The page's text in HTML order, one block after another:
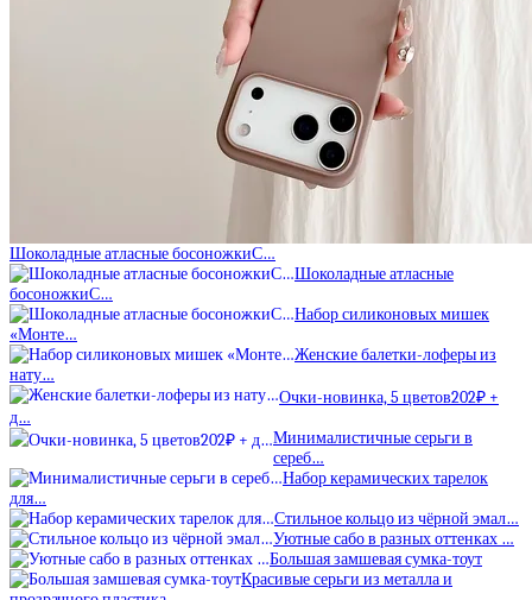
Шоколадные атласные босоножкиС…
Шоколадные атласные
босоножкиС…
Набор силиконовых мишек
«Монте…
Женские балетки-лоферы из
нату…
Очки-новинка, 5 цветов202₽ +
д…
Минималистичные серьги в
сереб…
Набор керамических тарелок
для…
Стильное кольцо из чёрной эмал…
Уютные сабо в разных оттенках …
Большая замшевая сумка-тоут
Красивые серьги из металла и